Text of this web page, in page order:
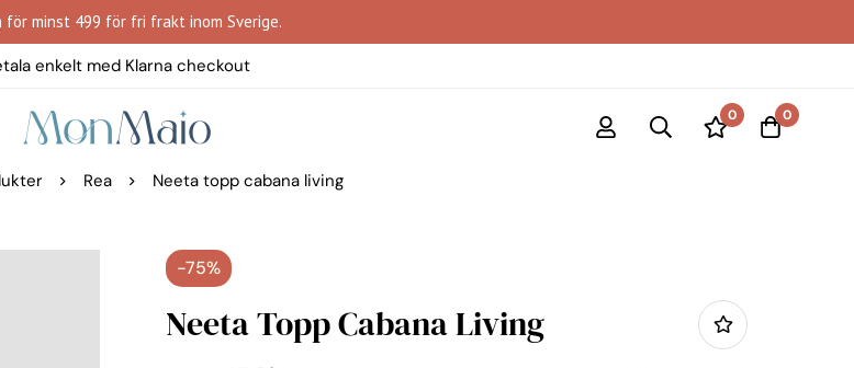
för minst 499 för fri frakt inom Sverige.
enkelt med Klarna checkout
0 0
Rea Neeta topp cabana living
-75%
Neeta Topp Cabana Living